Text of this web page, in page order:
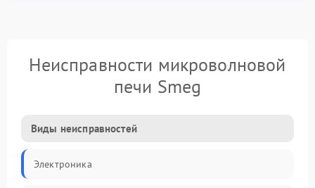
Неисправности микроволновой
печи Smeg
Виды неисправностей
Электроника